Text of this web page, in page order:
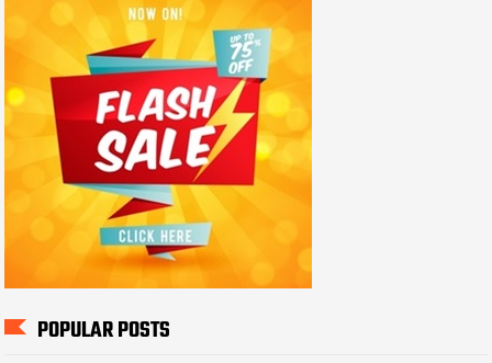
POPULAR POSTS